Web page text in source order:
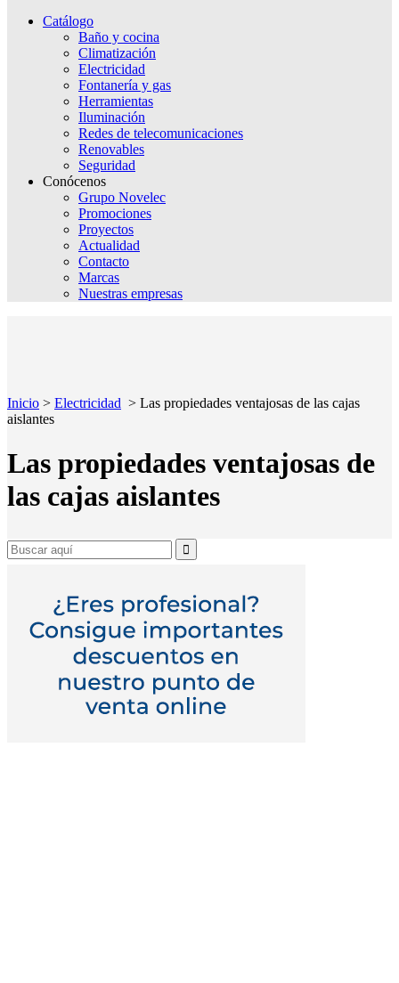
Catálogo
Baño y cocina
Climatización
Electricidad
Fontanería y gas
Herramientas
Iluminación
Redes de telecomunicaciones
Renovables
Seguridad
Conócenos
Grupo Novelec
Promociones
Proyectos
Actualidad
Contacto
Marcas
Nuestras empresas
Inicio > Electricidad > Las propiedades ventajosas de las cajas
aislantes
Las propiedades ventajosas de
las cajas aislantes
Search
for: